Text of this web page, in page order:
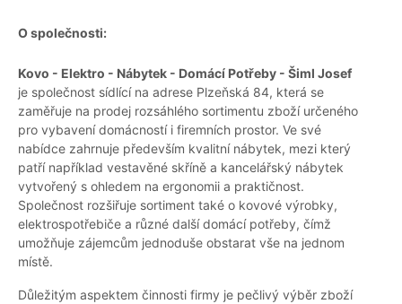
O společnosti:
Kovo - Elektro - Nábytek - Domácí Potřeby - Šiml Josef
je společnost sídlící na adrese Plzeňská 84, která se
zaměřuje na prodej rozsáhlého sortimentu zboží určeného
pro vybavení domácností i firemních prostor. Ve své
nabídce zahrnuje především kvalitní nábytek, mezi který
patří například vestavěné skříně a kancelářský nábytek
vytvořený s ohledem na ergonomii a praktičnost.
Společnost rozšiřuje sortiment také o kovové výrobky,
elektrospotřebiče a různé další domácí potřeby, čímž
umožňuje zájemcům jednoduše obstarat vše na jednom
místě.
Důležitým aspektem činnosti firmy je pečlivý výběr zboží